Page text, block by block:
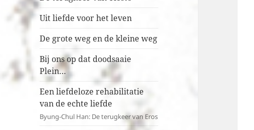
Uit liefde voor het leven
De grote weg en de kleine weg
Bij ons op dat doodsaaie
Plein…
Een liefdeloze rehabilitatie
van de echte liefde
Byung-Chul Han: De terugkeer van Eros